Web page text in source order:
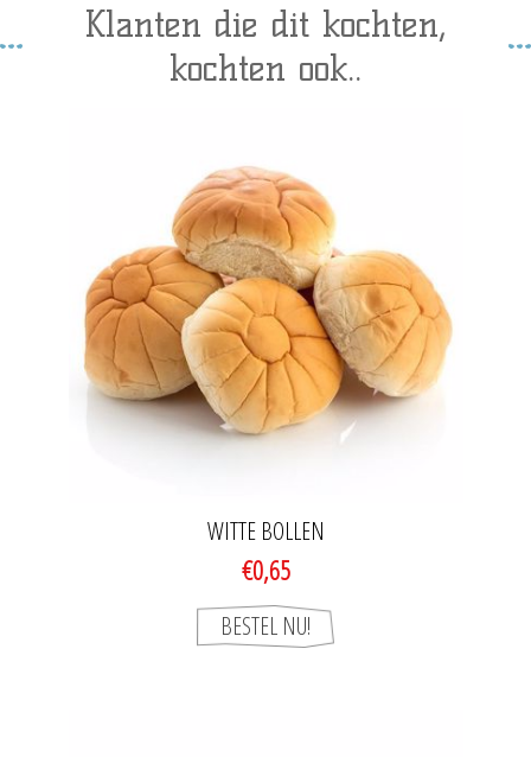
Klanten die dit kochten,
kochten ook..
WITTE BOLLEN
€0,65